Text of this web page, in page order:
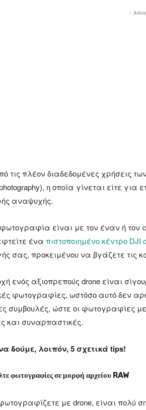
-
τις πλέον διαδεδομένες χρήσεις
η οποία γίνεται είτε
αναψυχής.
είναι με τον έναν ή τον
ένα πιστοποιημένο κέντρο DJI
σας, προκειμένου να βγάζετε τις
ενός αξιοπρεπούς drone είναι
φωτογραφίες, ωστόσο αυτό δεν
συμβουλές, ώστε οι φωτογραφίες
και συναρπαστικές.
δούμε, λοιπόν, 5 σχετικά tips!
φωτογραφίες σε μορφή αρχείου RAW
με drone, είναι πολύ